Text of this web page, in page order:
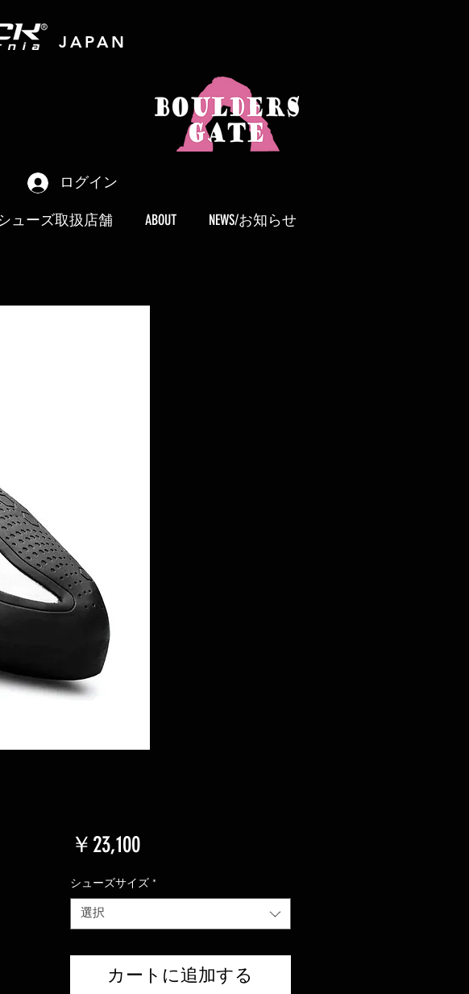
JAPAN
ログイン
ューズ取扱店舗 ABOUT NEWS/お知らせ
￥23,100価
格
シューズサイズ *
選択
カートに追加する